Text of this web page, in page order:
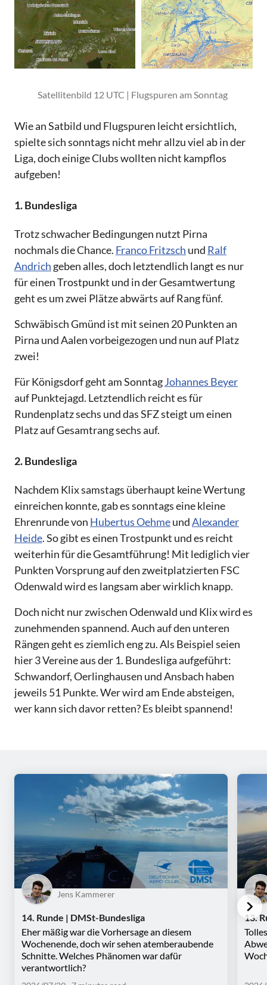
Satellitenbild 12 UTC | Flugspuren am Sonntag
Wie an Satbild und Flugspuren leicht ersichtlich,
spielte sich sonntags nicht mehr allzu viel ab in der
Liga, doch einige Clubs wollten nicht kampflos
aufgeben!
1. Bundesliga
Trotz schwacher Bedingungen nutzt Pirna
nochmals die Chance. Franco Fritzsch und Ralf
Andrich geben alles, doch letztendlich langt es nur
für einen Trostpunkt und in der Gesamtwertung
geht es um zwei Plätze abwärts auf Rang fünf.
Schwäbisch Gmünd ist mit seinen 20 Punkten an
Pirna und Aalen vorbeigezogen und nun auf Platz
zwei!
Für Königsdorf geht am SonntagJohannes Beyer
auf Punktejagd. Letztendlich reicht es für
Rundenplatz sechs und das SFZ steigt um einen
Platz auf Gesamtrang sechs auf.
2. Bundesliga
Nachdem Klix samstags überhaupt keine Wertung
einreichen konnte, gab es sonntags eine kleine
Ehrenrunde von Hubertus OehmeundAlexander
Heide. So gibt es einen Trostpunkt und es reicht
weiterhin für die Gesamtführung! Mit lediglich vier
Punkten Vorsprung auf den zweitplatzierten FSC
Odenwald wird es langsam aber wirklich knapp.
Doch nicht nur zwischen Odenwald und Klix wird es
zunehmenden spannend. Auch auf den unteren
Rängen geht es ziemlich eng zu. Als Beispiel seien
hier 3 Vereine aus der 1. Bundesliga aufgeführt:
Schwandorf, Oerlinghausen und Ansbach haben
jeweils 51 Punkte. Wer wird am Ende absteigen,
wer kann sich davor retten? Es bleibt spannend!
Jens Kammerer
14. Runde | DMSt-Bundesliga
Eher mäßig war die Vorhersage an diesem
Wochenende, doch wir sehen atemberaubende
Schnitte. Welches Phänomen war dafür
verantwortlich?
13.